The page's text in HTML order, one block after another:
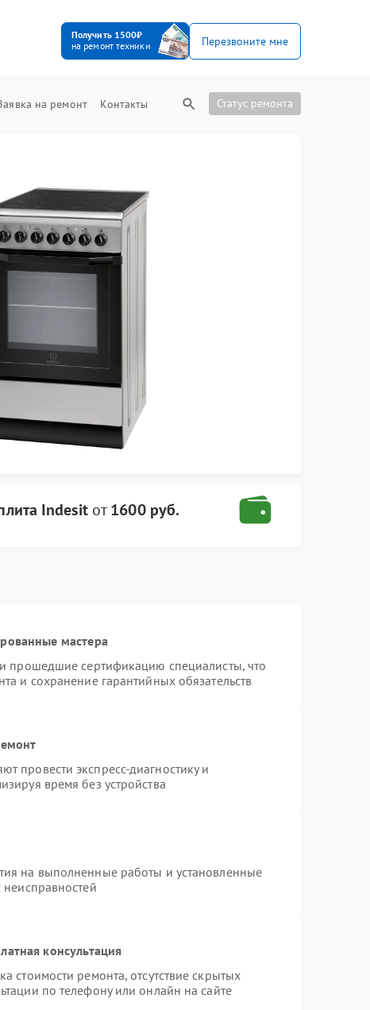
Получить 1500₽
на ремонт техники
Перезвоните мне
на ремонт Контакты Статус ремонта
Indesitот1600 руб.
мастера
прошедшие сертификацию специалисты, что
и сохранение гарантийных обязательств
провести экспресс-диагностику и
время без устройства
на выполненные работы и установленные
консультация
стоимости ремонта, отсутствие скрытых
по телефону или онлайн на сайте